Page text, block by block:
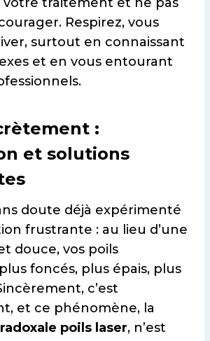
Respirez, vous
surtout en connaissant
et en vous entourant
:
et solutions
doute déjà expérimenté
frustrante : au lieu d’une
douce, vos poils
foncés, plus épais, plus
c’est
et ce phénomène, la
poils laser, n’est